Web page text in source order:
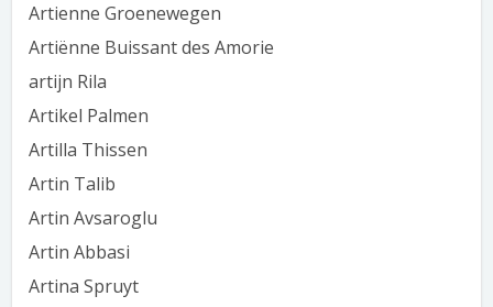
Artienne Groenewegen
Artiënne Buissant des Amorie
artijn Rila
Artikel Palmen
Artilla Thissen
Artin Talib
Artin Avsaroglu
Artin Abbasi
Artina Spruyt